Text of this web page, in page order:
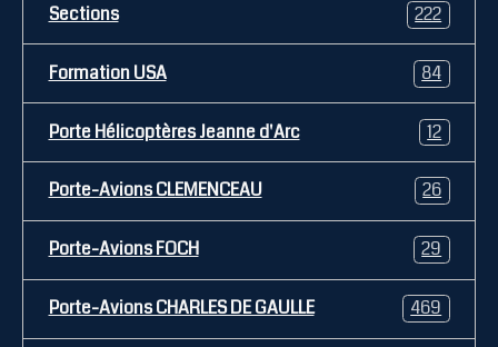
Sections 222
Formation USA 84
Porte Hélicoptères Jeanne d'Arc 12
Porte-Avions CLEMENCEAU 26
Porte-Avions FOCH 29
Porte-Avions CHARLES DE GAULLE 469